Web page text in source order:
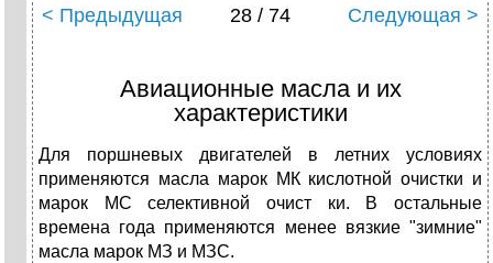
< Предыдущая 28 / 74 Следующая >
Авиационные масла и их
характеристики
Для поршневых двигателей в летних условиях
применяются масла марок МК кислотной очистки и
марок МС селективной очист­ ки. В остальные
времена года применяются менее вязкие "зимние"
масла марок МЗ и МЗС.